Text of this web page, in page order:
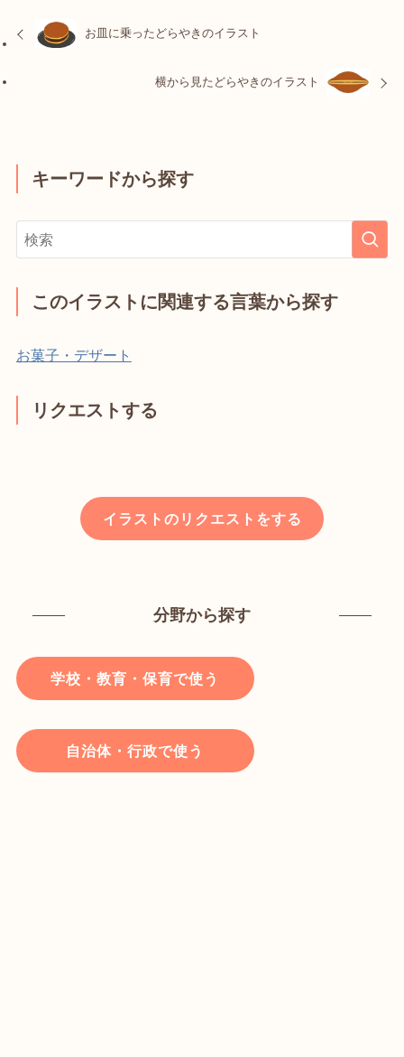
お皿に乗ったどらやきのイラスト
横から見たどらやきのイラスト
キーワードから探す
このイラストに関連する言葉から探す
お菓子・デザート
リクエストする
イラストのリクエストをする
分野から探す
学校・教育・保育で使う
自治体・行政で使う